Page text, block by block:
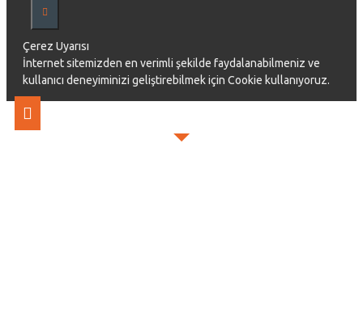
Çerez Uyarısı
İnternet sitemizden en verimli şekilde faydalanabilmeniz ve
kullanıcı deneyiminizi geliştirebilmek için Cookie kullanıyoruz.